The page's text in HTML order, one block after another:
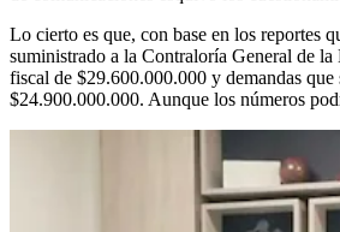
Lo cierto es que, con base en los reportes
suministrado a la Contraloría General de
fiscal de $29.600.000.000 y demandas que
$24.900.000.000. Aunque los números